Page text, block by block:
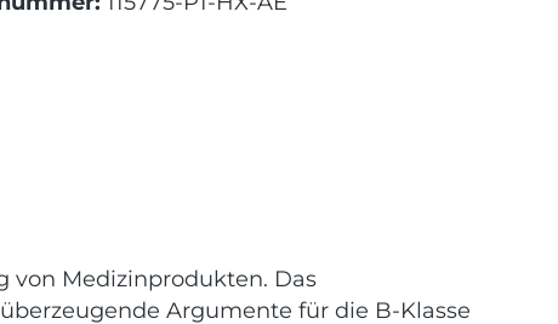
von Medizinprodukten. Das
Argumente für die B-Klasse